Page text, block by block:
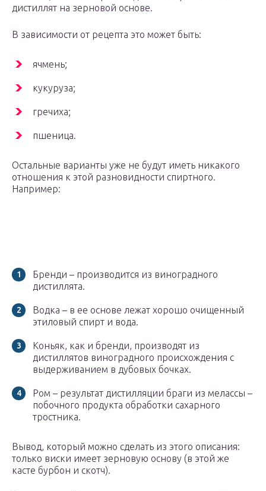
дистиллят на зерновой основе.
В зависимости от рецепта это может быть:
ячмень;
кукуруза;
гречиха;
пшеница.
Остальные варианты уже не будут иметь никакого
отношения к этой разновидности спиртного.
Например:
Бренди – производится из виноградного
дистиллята.
Водка – в ее основе лежат хорошо очищенный
этиловый спирт и вода.
Коньяк, как и бренди, производят из
дистиллятов виноградного происхождения с
выдерживанием в дубовых бочках.
Ром – результат дистилляции браги из мелассы –
побочного продукта обработки сахарного
тростника.
Вывод, который можно сделать из этого описания:
только виски имеет зерновую основу (в этой же
касте бурбон и скотч).